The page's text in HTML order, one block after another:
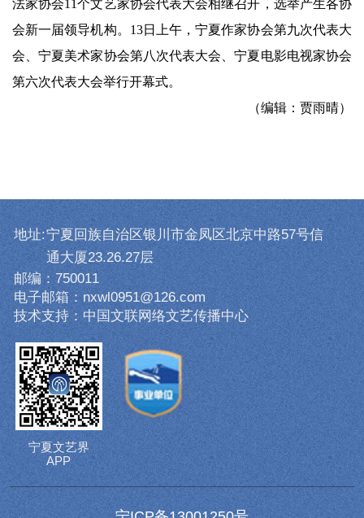
法家协会11个文艺家协会代表大会相继召开，选举产生各协
会新一届领导机构。 13日上午，宁夏作家协会第九次代表大
会、宁夏美术家协会第八次代表大会、宁夏电影电视家协会
第六次代表大会举行开幕式。
（编辑：贾雨晴）
地址:宁夏回族自治区银川市金凤区北京中路57号信
通大厦23.26.27层
邮编：750011
电子邮箱：nxwl0951@126.com
技术支持：中国文联网络文艺传播中心
宁夏文艺界
APP